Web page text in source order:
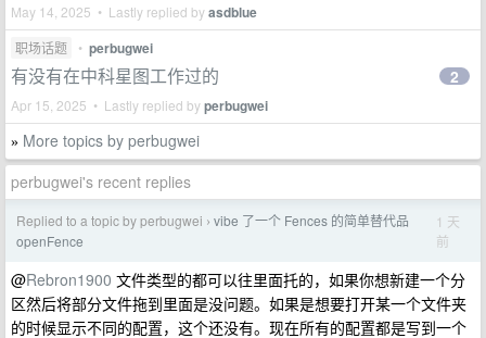
May 14, 2025 • Lastly replied byasdblue
职场话题 • perbugwei
有没有在中科星图工作过的
Apr 15, 2025 • Lastly replied byperbugwei
2
» More topics by perbugwei
perbugwei's recent replies
Replied to a topic by perbugwei › vibe 了一个 Fences 的简单替代品
openFence
1 天
前
@Rebron1900 文件类型的都可以往里面托的，如果你想新建一个分
区然后将部分文件拖到里面是没问题。如果是想要打开某一个文件夹
的时候显示不同的配置，这个还没有。现在所有的配置都是写到一个